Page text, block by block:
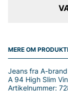
MERE OM
Jeans fra A-brand
A 94 High Slim
Artikelnummer: